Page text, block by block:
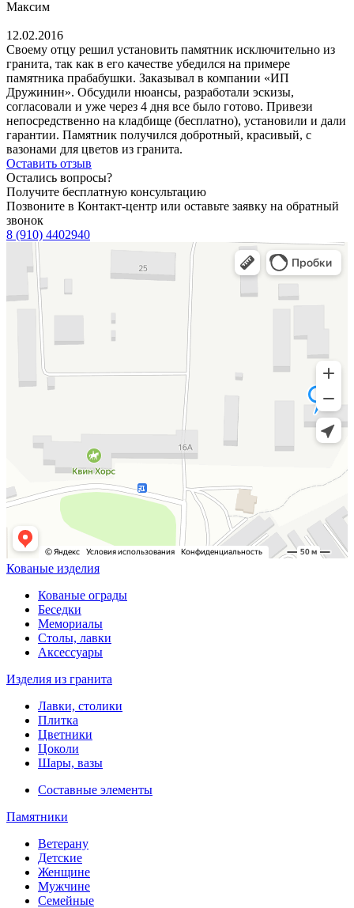
Максим
12.02.2016
Своему отцу решил установить памятник исключительно из
гранита, так как в его качестве убедился на примере
памятника прабабушки. Заказывал в компании «ИП
Дружинин». Обсудили нюансы, разработали эскизы,
согласовали и уже через 4 дня все было готово. Привези
непосредственно на кладбище (бесплатно), установили и дали
гарантии. Памятник получился добротный, красивый, с
вазонами для цветов из гранита.
Оставить отзыв
Остались вопросы?
Получите бесплатную консультацию
Позвоните в Контакт-центр или оставьте заявку на обратный
звонок
8 (910) 4402940
Кованые изделия
Кованые ограды
Беседки
Мемориалы
Столы, лавки
Аксессуары
Изделия из гранита
Лавки, столики
Плитка
Цветники
Цоколи
Шары, вазы
Составные элементы
Памятники
Ветерану
Детские
Женщине
Мужчине
Семейные